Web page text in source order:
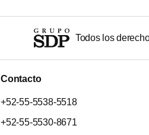
Todos los
Contacto
+52-55-5538-5518
+52-55-5530-8671